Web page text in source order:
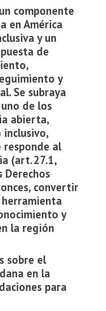
componente
en América
y un
de
y
Se subraya
de los
abierta,
inclusivo,
al
(art. 27.1,
Derechos
convertir
herramienta
y
la región
sobre el
en la
para